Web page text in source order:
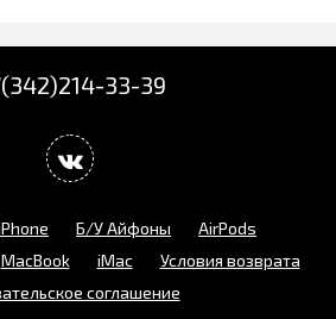
33-39
Б/У Айфоны
AirPods
MacBook iMac
Условия возврата
соглашение